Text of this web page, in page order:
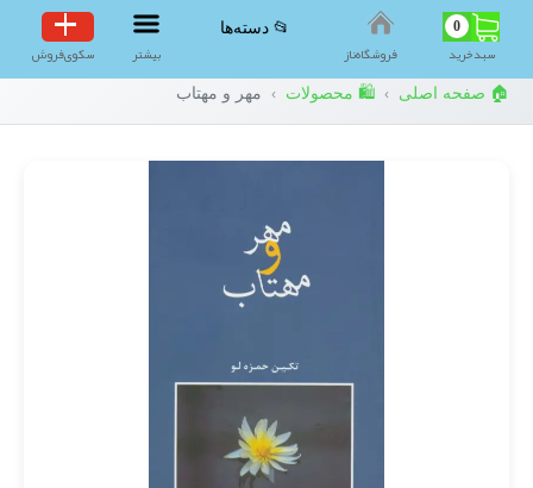
0
سبد‌خرید فروشگاه‌ناز
📂 دسته‌ها
بیشتر سکوی‌فروش
🏠 صفحه اصلی › 🛍️ محصولات › مهر و مهتاب